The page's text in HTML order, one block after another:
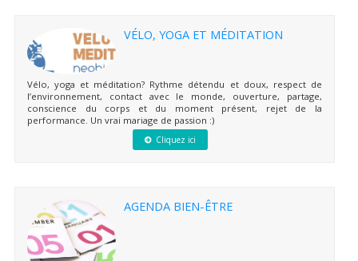
VÉLO, YOGA ET MÉDITATION
Vélo, yoga et méditation? Rythme détendu et doux, respect de
l’environnement, contact avec le monde, ouverture, partage,
conscience du corps et du moment présent, rejet de la
performance. Un vrai mariage de passion :)
Cliquez ici
AGENDA BIEN-ÊTRE